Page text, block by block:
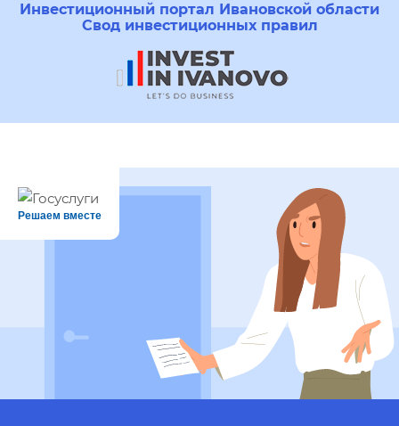
Инвестиционный портал Ивановской области
Свод инвестиционных правил
Решаем вместе